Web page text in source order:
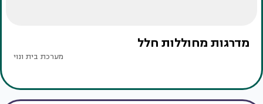
מדרגות מחוללות חלל
מערכת בית ונוי